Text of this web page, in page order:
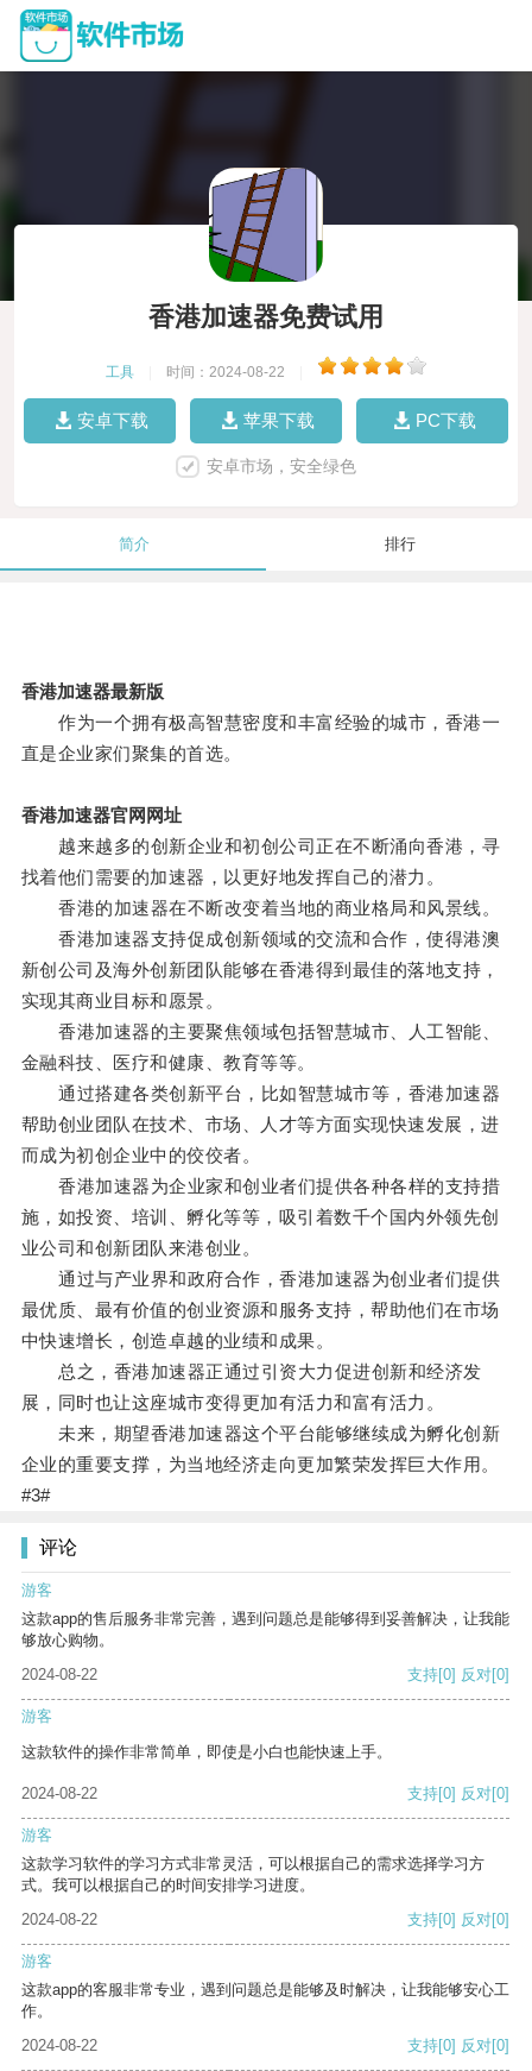
香港加速器免费试用
工具 时间：2024-08-22
安卓下载 苹果下载 PC下载
安卓市场，安全绿色
简介 排行
香港加速器最新版
作为一个拥有极高智慧密度和丰富经验的城市，香港一
直是企业家们聚集的首选。
香港加速器官网网址
越来越多的创新企业和初创公司正在不断涌向香港，寻
找着他们需要的加速器，以更好地发挥自己的潜力。
香港的加速器在不断改变着当地的商业格局和风景线。
香港加速器支持促成创新领域的交流和合作，使得港澳
新创公司及海外创新团队能够在香港得到最佳的落地支持，
实现其商业目标和愿景。
香港加速器的主要聚焦领域包括智慧城市、人工智能、
金融科技、医疗和健康、教育等等。
通过搭建各类创新平台，比如智慧城市等，香港加速器
帮助创业团队在技术、市场、人才等方面实现快速发展，进
而成为初创企业中的佼佼者。
香港加速器为企业家和创业者们提供各种各样的支持措
施，如投资、培训、孵化等等，吸引着数千个国内外领先创
业公司和创新团队来港创业。
通过与产业界和政府合作，香港加速器为创业者们提供
最优质、最有价值的创业资源和服务支持，帮助他们在市场
中快速增长，创造卓越的业绩和成果。
总之，香港加速器正通过引资大力促进创新和经济发
展，同时也让这座城市变得更加有活力和富有活力。
未来，期望香港加速器这个平台能够继续成为孵化创新
企业的重要支撑，为当地经济走向更加繁荣发挥巨大作用。
#3#
评论
游客
这款app的售后服务非常完善，遇到问题总是能够得到妥善解决，让我能
够放心购物。
2024-08-22
支持[0] 反对[0]
游客
这款软件的操作非常简单，即使是小白也能快速上手。
2024-08-22 支持[0] 反对[0]
游客
这款学习软件的学习方式非常灵活，可以根据自己的需求选择学习方
式。我可以根据自己的时间安排学习进度。
2024-08-22
支持[0] 反对[0]
游客
这款app的客服非常专业，遇到问题总是能够及时解决，让我能够安心工
作。
2024-08-22
支持[0] 反对[0]